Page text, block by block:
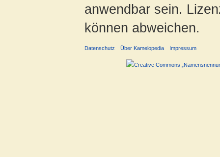
anwendbar sein.
können abweichen.
Datenschutz Über Kamelopedia Impressum